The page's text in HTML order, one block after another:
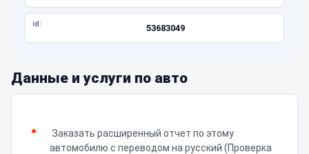
id: 53683049
Данные и услуги по авто
Заказать расширенный отчет по этому
автомобилю с переводом на русский (Проверка